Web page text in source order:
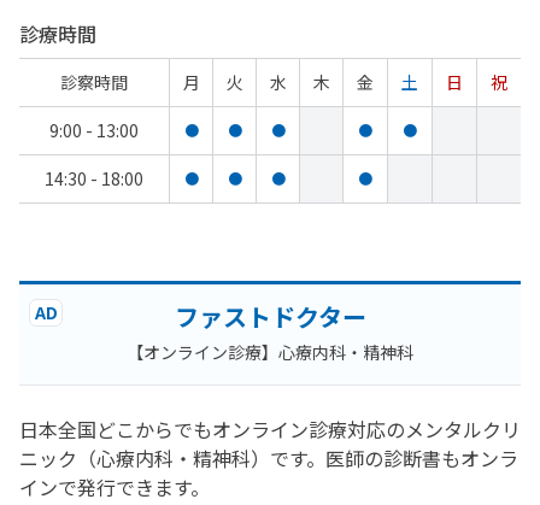
診療時間
診察時間 月 火 水 木 金 土 日
祝
9:00 - 13:00
● ● ● ● ●
14:30 - 18:00 ● ● ● ●
AD ファストドクター
【オンライン診療】心療内科・精神科
日本全国どこからでもオンライン診療対応のメンタルクリ
ニック（心療内科・精神科）です。医師の診断書もオンラ
インで発行できます。